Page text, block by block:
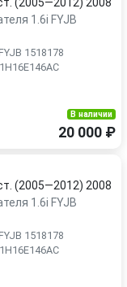
1.6i FYJB
1518178
В наличии
20 000 ₽
(2005—2012) 2008
1.6i FYJB
1518178